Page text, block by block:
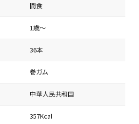
間食
1歳～
36本
巻ガム
中華人民共和国
357Kcal